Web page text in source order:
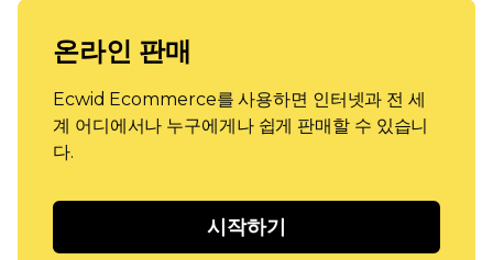
온라인 판매
Ecwid Ecommerce를 사용하면 인터넷과 전 세
계 어디에서나 누구에게나 쉽게 판매할 수 있습니
다.
시작하기